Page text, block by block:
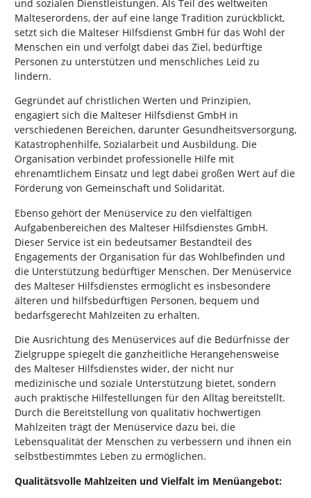
und sozialen Dienstleistungen. Als Teil des weltweiten
Malteserordens, der auf eine lange Tradition zurückblickt,
setzt sich die Malteser Hilfsdienst GmbH für das Wohl der
Menschen ein und verfolgt dabei das Ziel, bedürftige
Personen zu unterstützen und menschliches Leid zu
lindern.
Gegründet auf christlichen Werten und Prinzipien,
engagiert sich die Malteser Hilfsdienst GmbH in
verschiedenen Bereichen, darunter Gesundheitsversorgung,
Katastrophenhilfe, Sozialarbeit und Ausbildung. Die
Organisation verbindet professionelle Hilfe mit
ehrenamtlichem Einsatz und legt dabei großen Wert auf die
Förderung von Gemeinschaft und Solidarität.
Ebenso gehört der Menüservice zu den vielfältigen
Aufgabenbereichen des Malteser Hilfsdienstes GmbH.
Dieser Service ist ein bedeutsamer Bestandteil des
Engagements der Organisation für das Wohlbefinden und
die Unterstützung bedürftiger Menschen. Der Menüservice
des Malteser Hilfsdienstes ermöglicht es insbesondere
älteren und hilfsbedürftigen Personen, bequem und
bedarfsgerecht Mahlzeiten zu erhalten.
Die Ausrichtung des Menüservices auf die Bedürfnisse der
Zielgruppe spiegelt die ganzheitliche Herangehensweise
des Malteser Hilfsdienstes wider, der nicht nur
medizinische und soziale Unterstützung bietet, sondern
auch praktische Hilfestellungen für den Alltag bereitstellt.
Durch die Bereitstellung von qualitativ hochwertigen
Mahlzeiten trägt der Menüservice dazu bei, die
Lebensqualität der Menschen zu verbessern und ihnen ein
selbstbestimmtes Leben zu ermöglichen.
Qualitätsvolle Mahlzeiten und Vielfalt im Menüangebot: